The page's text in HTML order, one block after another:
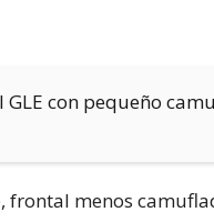
con pequeño
frontal menos